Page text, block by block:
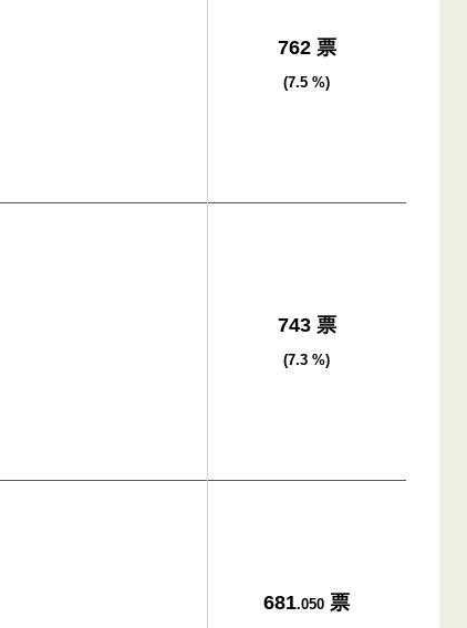
762 票
(7.5 %)
743 票
(7.3 %)
681.050 票